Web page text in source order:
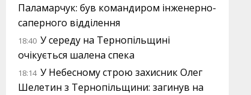
Паламарчук: був командиром інженерно-
саперного відділення
18:40 У середу на Тернопільщині
очікується шалена спека
18:14 У Небесному строю захисник Олег
Шелетин з Тернопільщини: загинув на